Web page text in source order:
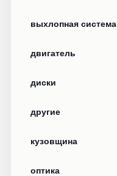
выхлопная система
двигатель
диски
другие
кузовщина
оптика